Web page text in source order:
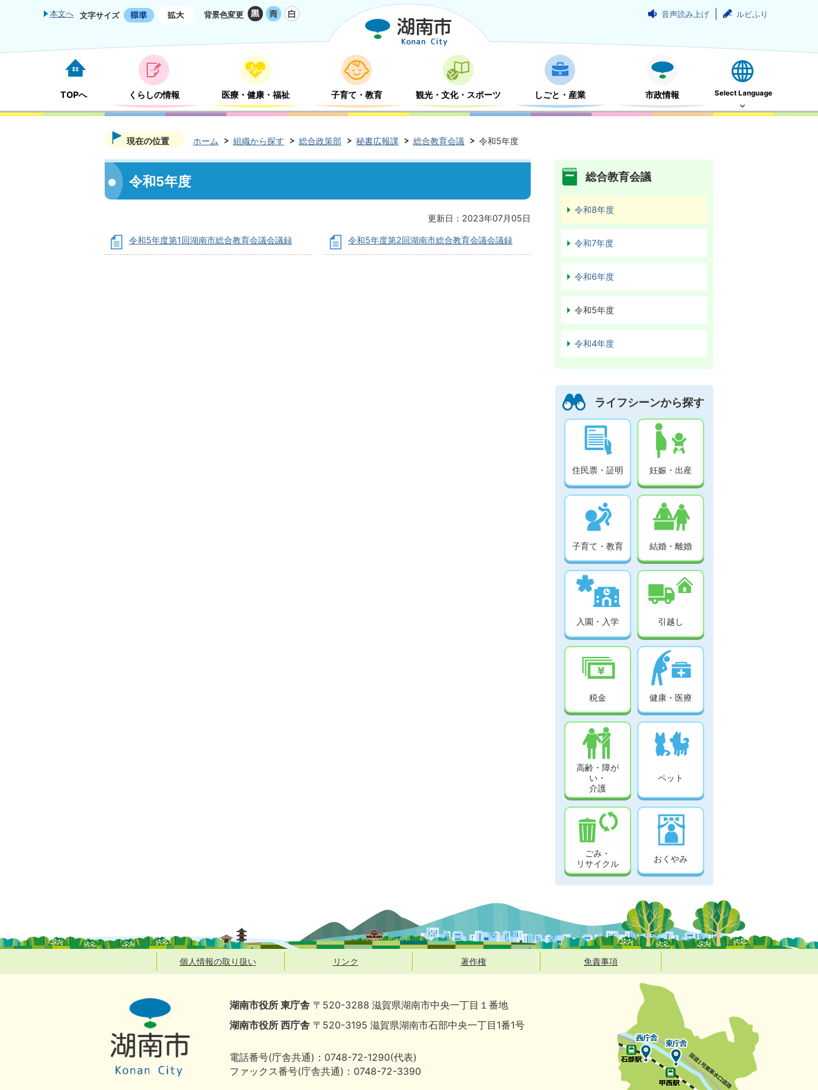
本文へ 文字サイズ 背景色変更 音声読み上げ ルビふり
TOPへ くらしの情報 医療・健康・福祉 子育て・教育 観光・文化・スポーツ しごと・産業 市政情報 Select Language
現在の位置 ホーム 組織から探す 総合政策部 秘書広報課 総合教育会議 令和5年度
令和5年度
更新日：2023年07月05日
令和5年度第1回湖南市総合教育会議会議録 令和5年度第2回湖南市総合教育会議会議録
総合教育会議
令和8年度
令和7年度
令和6年度
令和5年度
令和4年度
ライフシーンから探す
住民票・証明 妊娠・出産
子育て・教育 結婚・離婚
入園・入学 引越し
税金 健康・医療
高齢・障が
い・
介護
ペット
ごみ・
リサイクル
おくやみ
個人情報の取り扱い リンク 著作権 免責事項
湖南市役所 東庁舎 〒520-3288 滋賀県湖南市中央一丁目１番地
湖南市役所 西庁舎 〒520-3195 滋賀県湖南市石部中央一丁目1番1号
電話番号(庁舎共通)：0748-72-1290(代表)
ファックス番号(庁舎共通)：0748-72-3390